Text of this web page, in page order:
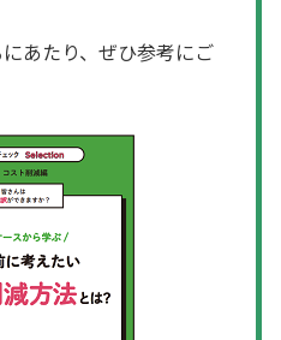
あたり、ぜひ参考にご